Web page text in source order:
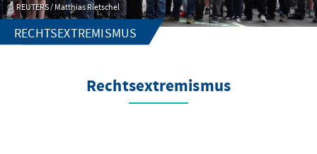
REUTERS / Matthias Rietschel
RECHTSEXTREMISMUS
Rechtsextremismus